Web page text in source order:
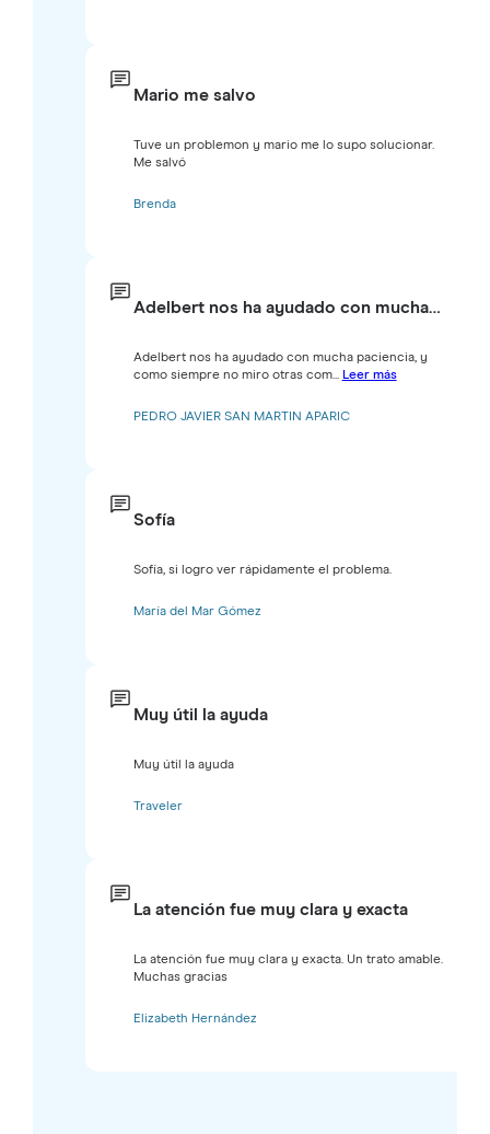
Mario me salvo
Tuve un problemon y mario me lo supo solucionar.
Me salvó
Brenda
Adelbert nos ha ayudado con mucha…
Adelbert nos ha ayudado con mucha paciencia, y
como siempre no miro otras com... Leer más
PEDRO JAVIER SAN MARTIN APARIC
Sofía
Sofía, si logro ver rápidamente el problema.
María del Mar Gómez
Muy útil la ayuda
Muy útil la ayuda
Traveler
La atención fue muy clara y exacta
La atención fue muy clara y exacta. Un trato amable.
Muchas gracias
Elizabeth Hernández